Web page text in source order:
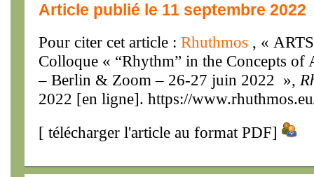
Article publié le 11 septembre 2022
Pour citer cet article : Rhuthmos , «
Colloque « “Rhythm” in the Concepts
– Berlin & Zoom – 26-27 juin 2022 »,
2022 [en ligne]. https://
[ télécharger l'article au format PDF]